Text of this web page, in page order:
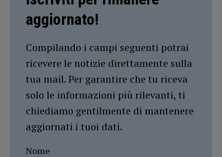
aggiornato!
Compilando i campi seguenti potrai
ricevere le notizie direttamente sulla
tua mail. Per garantire che tu riceva
solo le informazioni più rilevanti, ti
chiediamo gentilmente di mantenere
aggiornati i tuoi dati.
Nome